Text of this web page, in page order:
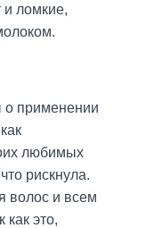
и ломкие,
о применении
любимых
рискнула.
волос и всем
как это,